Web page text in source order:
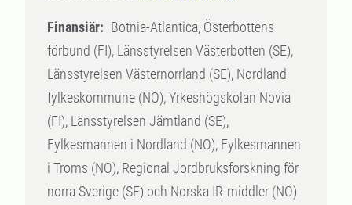
Finansiär: Botnia-Atlantica, Österbottens
förbund (FI), Länsstyrelsen Västerbotten (SE),
Länsstyrelsen Västernorrland (SE), Nordland
fylkeskommune (NO), Yrkeshögskolan Novia
(FI), Länsstyrelsen Jämtland (SE),
Fylkesmannen i Nordland (NO), Fylkesmannen
i Troms (NO), Regional Jordbruksforskning för
norra Sverige (SE) och Norska IR-middler (NO)